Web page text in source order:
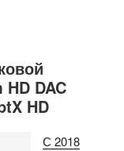
DAC
HD
С 2018